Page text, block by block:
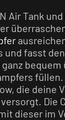
Air Tank
und fasst
die deine
Die
dieser im